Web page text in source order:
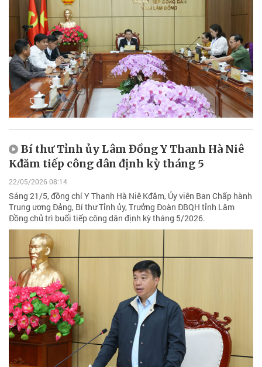
Bí thư Tỉnh ủy Lâm Đồng Y Thanh Hà Niê
Kđăm tiếp công dân định kỳ tháng 5
22/05/2026 08:14
Sáng 21/5, đồng chí Y Thanh Hà Niê Kđăm, Ủy viên Ban Chấp hành
Trung ương Đảng, Bí thư Tỉnh ủy, Trưởng Đoàn ĐBQH tỉnh Lâm
Đồng chủ trì buổi tiếp công dân định kỳ tháng 5/2026.